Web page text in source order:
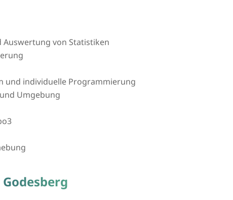
von Statistiken
und individuelle Programmierung
Umgebung